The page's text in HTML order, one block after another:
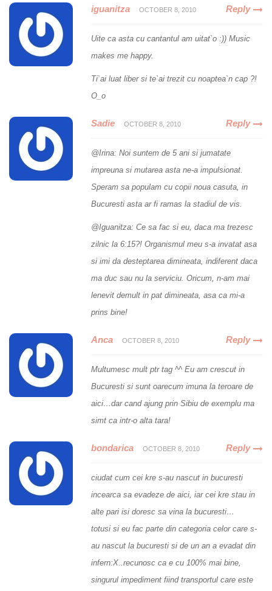
iguanitza OCTOBER 8, 2010 Reply
Uite ca asta cu cantantul am uitat`o :)) Music
makes me happy.
Ti`ai luat liber si te`ai trezit cu noaptea`n cap ?!
O_o
Sadie OCTOBER 8, 2010 Reply
@Irina: Noi suntem de 5 ani si jumatate
impreuna si mutarea asta ne-a impulsionat.
Speram sa populam cu copii noua casuta, in
Bucuresti asta ar fi ramas la stadiul de vis.
@Iguanitza: Ce sa fac si eu, daca ma trezesc
zilnic la 6:15?! Organismul meu s-a invatat asa
si imi da desteptarea dimineata, indiferent daca
ma duc sau nu la serviciu. Oricum, n-am mai
lenevit demult in pat dimineata, asa ca mi-a
prins bine!
Anca OCTOBER 8, 2010 Reply
Multumesc mult ptr tag ^^ Eu am crescut in
Bucuresti si sunt oarecum imuna la teroare de
aici…dar cand ajung prin Sibiu de exemplu ma
simt ca intr-o alta tara!
bondarica OCTOBER 8, 2010 Reply
ciudat cum cei kre s-au nascut in bucuresti
incearca sa evadeze de aici, iar cei kre stau in
alte pari isi doresc sa vina la bucuresti…
totusi si eu fac parte din categoria celor care s-
au nascut la bucuresti si de un an a evadat din
infern:X..recunosc ca e cu 100% mai bine,
singurul impediment fiind transportul care este